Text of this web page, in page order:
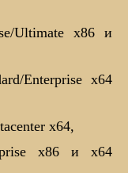
Ultimate x86 и
Enterprise x64
x64,
x86 и x64